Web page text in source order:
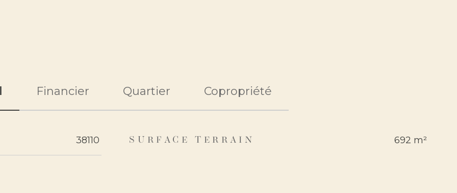
Financier Quartier Copropriété
38110 SURFACE TERRAIN 692 m²